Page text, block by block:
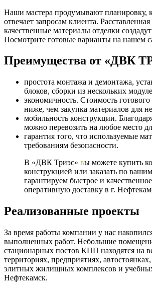
Наши мастера продумывают планировку,
отвечает запросам клиента.
качественные материалы отделки
Посмотрите готовые варианты на нашем
Преимущества от «ДВК
простота монтажа и демонтажа,
блоков, сборки из нескольких
экономичность. Стоимость готового
ниже, чем закупка материалов для
мобильность конструкции.
можно перевозить на любое место
гарантия того, что используемые
требованиям безопасности.
В «ДВК Триэс» вы можете купить
конструкцией или заказать по
гарантируем быстрое и
оперативную доставку в г.
Реализованные проекты
За время работы компании у нас
выполненных работ. Небольшие
стационарных постов КПП находятся на
территориях, предприятиях,
элитных жилищных комплексов и учебных
Нефтекамск.